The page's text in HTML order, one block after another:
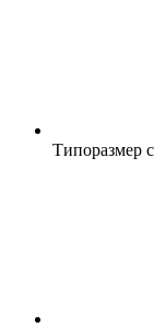
Типоразмер